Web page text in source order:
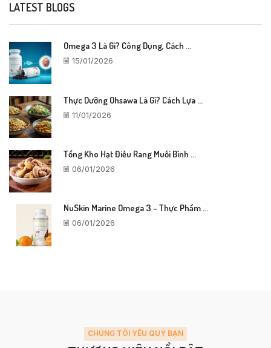
LATEST BLOGS
Omega 3 Là Gì? Công Dụng, Cách ...
15/01/2026
Thực Dưỡng Ohsawa Là Gì? Cách Lựa ...
11/01/2026
Tổng Kho Hạt Điều Rang Muối Bình ...
06/01/2026
NuSkin Marine Omega 3 – Thực Phẩm ...
06/01/2026
CHÚNG TÔI YÊU QUÝ BẠN